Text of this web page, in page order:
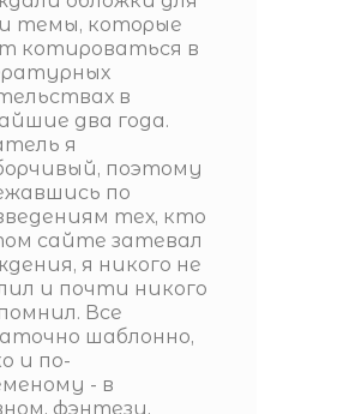
темы, которые
котироваться в
в
два года.
я
поэтому
по
тех, кто
сайте затевал
я никого не
и почти никого
Все
шаблонно,
и по-
- в
фэнтези,